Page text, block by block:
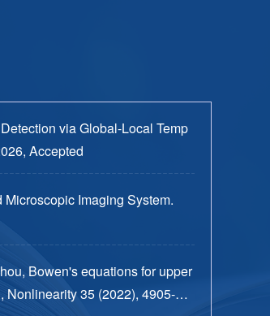
via Global-Local Temp
Accepted
Imaging System.
Bowen's equations for upper
35 (2022), 4905-49